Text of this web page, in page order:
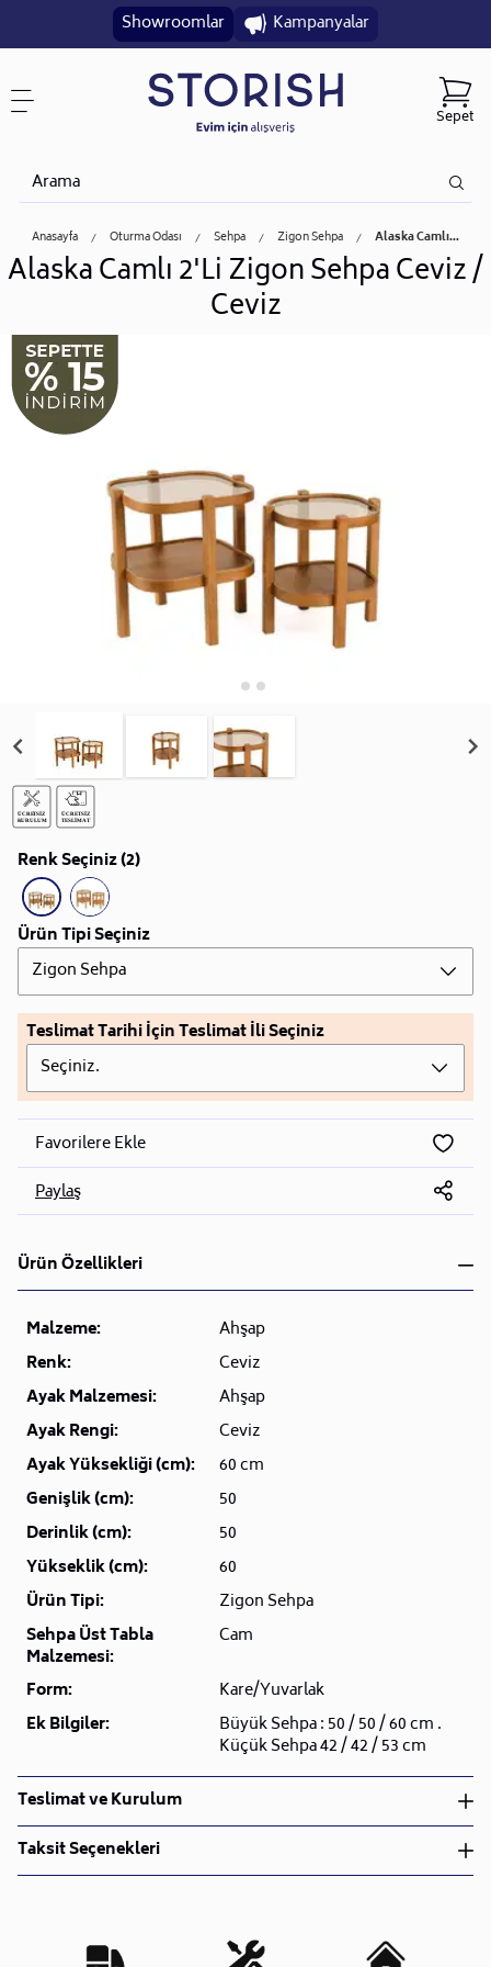
Showroomlar Kampanyalar
Sepet
Anasayfa Oturma Odası Sehpa Zigon Sehpa Alaska Camlı...
Alaska Camlı 2'Li Zigon Sehpa Ceviz /
Ceviz
Renk Seçiniz (2)
Ürün Tipi Seçiniz
Zigon Sehpa
Teslimat Tarihi İçin Teslimat İli Seçiniz
Seçiniz.
Favorilere Ekle
Paylaş
Ürün Özellikleri
Malzeme:
Ahşap
Renk:
Ceviz
Ayak Malzemesi:
Ahşap
Ayak Rengi:
Ceviz
Ayak Yüksekliği (cm):
60 cm
Genişlik (cm):
50
Derinlik (cm):
50
Yükseklik (cm):
60
Ürün Tipi:
Zigon Sehpa
Sehpa Üst Tabla
Malzemesi:
Cam
Form:
Kare/Yuvarlak
Ek Bilgiler:
Büyük Sehpa : 50 / 50 / 60 cm .
Küçük Sehpa 42 / 42 / 53 cm
Teslimat ve Kurulum
Teslimat ve Kurulum
• Siparişlerinizi aldıktan sonra en kısa sürede işleme
Kargo süreçlerimizi güçlü lojistik ağımızla
Taksit Seçenekleri